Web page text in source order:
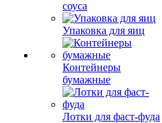
соуса
Упаковка для яиц
Контейнеры
бумажные
Лотки для фаст-фуда